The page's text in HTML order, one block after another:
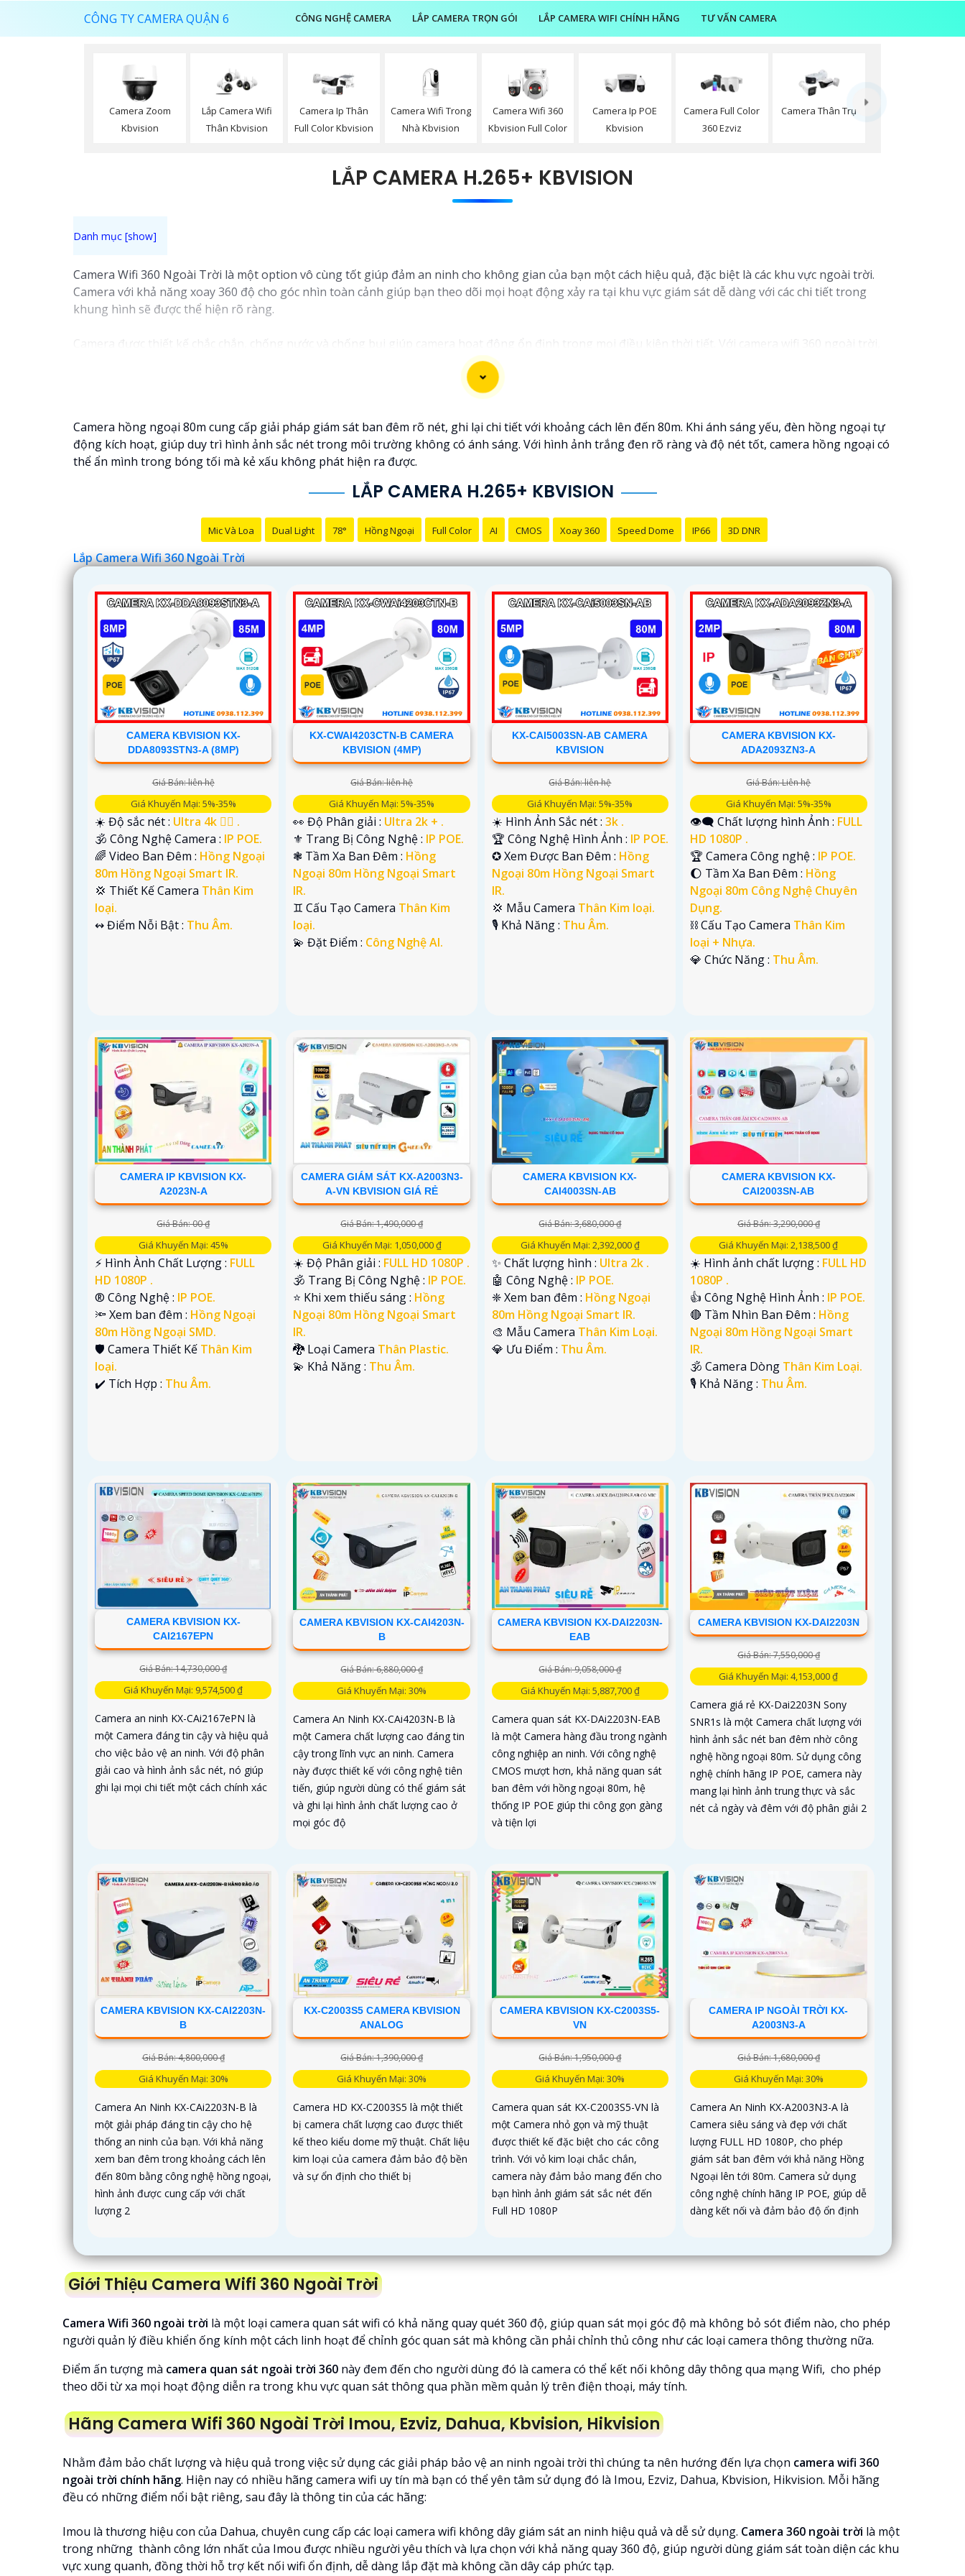
CÔNG TY CAMERA QUẬN 6 CÔNG NGHỆ CAMERA LẮP CAMERA TRỌN GÓI LẮP CAMERA WIFI CHÍNH HÃNG TƯ VẤN CAMERA
Camera Zoom
Kbvision
Lắp Camera Wifi
Thân Kbvision
Camera Ip Thân
Full Color Kbvision
Camera Wifi Trong
Nhà Kbvision
Camera Wifi 360
Kbvision Full Color
Camera Ip POE
Kbvision
Camera Full Color
360 Ezviz
Camera Thân Trụ
LẮP CAMERA H.265+ KBVISION
Camera Wifi 360 Ngoài Trời là một option vô cùng tốt giúp đảm an ninh cho không gian của bạn một cách hiệu quả, đặc biệt là các khu vực ngoài trời.
Camera với khả năng xoay 360 độ cho góc nhìn toàn cảnh giúp bạn theo dõi mọi hoạt động xảy ra tại khu vực giám sát dễ dàng với các chi tiết trong
khung hình sẽ được thể hiện rõ ràng.
Camera được thiết kế chắc chắn, chống nước và chống bụi giúp camera hoạt động ổn định trong mọi điều kiện thời tiết. ️Với camera wifi 360 ngoài trời,
bạn có thể yên tâm mà không cần lo lắng về việc bị xâm nhập hoặc mất trội tài sản.
Camera hồng ngoại 80m cung cấp giải pháp giám sát ban đêm rõ nét, ghi lại chi tiết với khoảng cách lên đến 80m. Khi ánh sáng yếu, đèn hồng ngoại tự
động kích hoạt, giúp duy trì hình ảnh sắc nét trong môi trường không có ánh sáng. Với hình ảnh trắng đen rõ ràng và độ nét tốt, camera hồng ngoại có
thể ẩn mình trong bóng tối mà kẻ xấu không phát hiện ra được.
LẮP CAMERA H.265+ KBVISION
Mic Và Loa Dual Light 78° Hồng Ngoại Full Color AI CMOS Xoay 360 Speed Dome IP66 3D DNR
Lắp Camera Wifi 360 Ngoài Trời
CAMERA KBVISION KX-
DDA8093STN3-A (8MP)
Giá Bán: liên hệ
Giá Khuyến Mại: 5%-35%
☀️ Độ sắc nét : Ultra 4k 👍🏾 .
🕉️ Công Nghệ Camera : IP POE.
🌈 Video Ban Đêm : Hồng Ngoại
80m Hồng Ngoại Smart IR.
💢 Thiết Kế Camera Thân Kim
loại.
️↭ Điểm Nỗi Bật : Thu Âm.
KX-CWAI4203CTN-B CAMERA
KBVISION (4MP)
Giá Bán: liên hệ
Giá Khuyến Mại: 5%-35%
👀 Độ Phân giải : Ultra 2k + .
⚜️ Trang Bị Công Nghệ : IP POE.
❃ Tầm Xa Ban Đêm : Hồng
Ngoại 80m Hồng Ngoại Smart
IR.
♊ Cấu Tạo Camera Thân Kim
loại.
️💫 Đặt Điểm : Công Nghệ AI.
KX-CAI5003SN-AB CAMERA
KBVISION
Giá Bán: liên hệ
Giá Khuyến Mại: 5%-35%
☀️ Hình Ảnh Sắc nét : 3k .
🏆 Công Nghệ Hình Ảnh : IP POE.
✪ Xem Được Ban Đêm : Hồng
Ngoại 80m Hồng Ngoại Smart
IR.
💢 Mẫu Camera Thân Kim loại.
️🎙 Khả Năng : Thu Âm.
CAMERA KBVISION KX-
ADA2093ZN3-A
Giá Bán: Liên hệ
Giá Khuyến Mại: 5%-35%
👁️‍🗨 Chất lượng hình Ảnh : FULL
HD 1080P .
🏆 Camera Công nghệ : IP POE.
🌔 Tầm Xa Ban Đêm : Hồng
Ngoại 80m Công Nghệ Chuyên
Dụng.
⛓ Cấu Tạo Camera Thân Kim
loại + Nhựa.
️💎 Chức Năng : Thu Âm.
CAMERA IP KBVISION KX-
A2023N-A
Giá Bán: 00 ₫
Giá Khuyến Mại: 45%
️⚡ Hình Ành Chất Lượng : FULL
HD 1080P .
®️ Công Nghệ : IP POE.
🔦 Xem ban đêm : Hồng Ngoại
80m Hồng Ngoại SMD.
🛡 Camera Thiết Kế Thân Kim
loại.
️✔️ Tích Hợp : Thu Âm.
CAMERA GIÁM SÁT KX-A2003N3-
A-VN KBVISION GIÁ RẺ
Giá Bán: 1,490,000 ₫
Giá Khuyến Mại: 1,050,000 ₫
☀️ Độ Phân giải : FULL HD 1080P .
🕉️ Trang Bị Công Nghệ : IP POE.
⭐ Khi xem thiếu sáng : Hồng
Ngoại 80m Hồng Ngoại Smart
IR.
🐉️ Loại Camera Thân Plastic.
️💫 Khả Năng : Thu Âm.
CAMERA KBVISION KX-
CAI4003SN-AB
Giá Bán: 3,680,000 ₫
Giá Khuyến Mại: 2,392,000 ₫
✨ Chất lượng hình : Ultra 2k .
🤖️ Công Nghệ : IP POE.
❈ Xem ban đêm : Hồng Ngoại
80m Hồng Ngoại Smart IR.
🎨 Mẫu Camera Thân Kim Loại.
️💎 Ưu Điểm : Thu Âm.
CAMERA KBVISION KX-
CAI2003SN-AB
Giá Bán: 3,290,000 ₫
Giá Khuyến Mại: 2,138,500 ₫
☀️ Hình ảnh chất lượng : FULL HD
1080P .
👍 Công Nghệ Hình Ảnh : IP POE.
🔴 Tầm Nhìn Ban Đêm : Hồng
Ngoại 80m Hồng Ngoại Smart
IR.
🕉️ Camera Dòng Thân Kim Loại.
️🎙 Khả Năng : Thu Âm.
CAMERA KBVISION KX-
CAI2167EPN
Giá Bán: 14,730,000 ₫
Giá Khuyến Mại: 9,574,500 ₫
Camera an ninh KX-CAi2167ePN là
một Camera đáng tin cậy và hiệu quả
cho việc bảo vệ an ninh. Với độ phân
giải cao và hình ảnh sắc nét, nó giúp
ghi lại mọi chi tiết một cách chính xác
CAMERA KBVISION KX-CAI4203N-
B
Giá Bán: 6,880,000 ₫
Giá Khuyến Mại: 30%
Camera An Ninh KX-CAi4203N-B là
một Camera chất lượng cao đáng tin
cậy trong lĩnh vực an ninh. Camera
này được thiết kế với công nghệ tiên
tiến, giúp người dùng có thể giám sát
và ghi lại hình ảnh chất lượng cao ở
mọi góc độ
CAMERA KBVISION KX-DAI2203N-
EAB
Giá Bán: 9,058,000 ₫
Giá Khuyến Mại: 5,887,700 ₫
Camera quan sát KX-DAi2203N-EAB
là một Camera hàng đầu trong ngành
công nghiệp an ninh. Với công nghệ
CMOS mượt hơn, khả năng quan sát
ban đêm với hồng ngoại 80m, hệ
thống IP POE giúp thi công gọn gàng
và tiện lợi
CAMERA KBVISION KX-DAI2203N
Giá Bán: 7,550,000 ₫
Giá Khuyến Mại: 4,153,000 ₫
Camera giá rẻ KX-Dai2203N Sony
SNR1s là một Camera chất lượng với
hình ảnh sắc nét ban đêm nhờ công
nghệ hồng ngoại 80m. Sử dụng công
nghệ chính hãng IP POE, camera này
mang lại hình ảnh trung thực và sắc
nét cả ngày và đêm với độ phân giải 2
CAMERA KBVISION KX-CAI2203N-
B
Giá Bán: 4,800,000 ₫
Giá Khuyến Mại: 30%
Camera An Ninh KX-CAi2203N-B là
một giải pháp đáng tin cậy cho hệ
thống an ninh của bạn. Với khả năng
xem ban đêm trong khoảng cách lên
đến 80m bằng công nghệ hồng ngoại,
hình ảnh được cung cấp với chất
lượng 2
KX-C2003S5 CAMERA KBVISION
ANALOG
Giá Bán: 1,390,000 ₫
Giá Khuyến Mại: 30%
Camera HD KX-C2003S5 là một thiết
bị camera chất lượng cao được thiết
kế theo kiểu dome mỹ thuật. Chất liệu
kim loại của camera đảm bảo độ bền
và sự ổn định cho thiết bị
CAMERA KBVISION KX-C2003S5-
VN
Giá Bán: 1,950,000 ₫
Giá Khuyến Mại: 30%
Camera quan sát KX-C2003S5-VN là
một Camera nhỏ gọn và mỹ thuật
được thiết kế đặc biệt cho các công
trình. Với vỏ kim loại chắc chắn,
camera này đảm bảo mang đến cho
bạn hình ảnh giám sát sắc nét đến
Full HD 1080P
CAMERA IP NGOÀI TRỜI KX-
A2003N3-A
Giá Bán: 1,680,000 ₫
Giá Khuyến Mại: 30%
Camera An Ninh KX-A2003N3-A là
Camera siêu sáng và đẹp với chất
lượng FULL HD 1080P, cho phép
giám sát ban đêm với khả năng Hồng
Ngoại lên tới 80m. Camera sử dụng
công nghệ chính hãng IP POE, giúp dễ
dàng kết nối và đảm bảo độ ổn định
Giới Thiệu Camera Wifi 360 Ngoài Trời
Camera Wifi 360 ngoài trời là một loại camera quan sát wifi có khả năng quay quét 360 độ, giúp quan sát mọi góc độ mà không bỏ sót điểm nào, cho phép
người quản lý điều khiển ống kính một cách linh hoạt để chỉnh góc quan sát mà không cần phải chỉnh thủ công như các loại camera thông thường nữa.
Điểm ấn tượng mà camera quan sát ngoài trời 360 này đem đến cho người dùng đó là camera có thể kết nối không dây thông qua mạng Wifi, cho phép
theo dõi từ xa mọi hoạt động diễn ra trong khu vực quan sát thông qua phần mềm quản lý trên điện thoại, máy tính.
Hãng Camera Wifi 360 Ngoài Trời Imou, Ezviz, Dahua, Kbvision, Hikvision
Nhằm đảm bảo chất lượng và hiệu quả trong việc sử dụng các giải pháp bảo vệ an ninh ngoài trời thì chúng ta nên hướng đến lựa chọn camera wifi 360
ngoài trời chính hãng. Hiện nay có nhiều hãng camera wifi uy tín mà bạn có thể yên tâm sử dụng đó là Imou, Ezviz, Dahua, Kbvision, Hikvision. Mỗi hãng
đều có những điểm nổi bật riêng, sau đây là thông tin của các hãng:
Imou là thương hiệu con của Dahua, chuyên cung cấp các loại camera wifi không dây giám sát an ninh hiệu quả và dễ sử dụng. Camera 360 ngoài trời là một
trong những thành công lớn nhất của Imou được nhiều người yêu thích và lựa chọn với khả năng quay 360 độ, giúp người dùng giám sát toàn diện các khu
vực xung quanh, đồng thời hỗ trợ kết nối wifi ổn định, dễ dàng lắp đặt mà không cần dây cáp phức tạp.